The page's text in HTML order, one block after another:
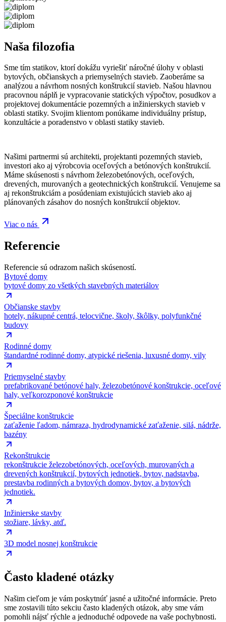
Naša filozofia
Sme tím statikov, ktorí dokážu vyriešiť náročné úlohy v oblasti
bytových, občianskych a priemyselných stavieb. Zaoberáme sa
analýzou a návrhom nosných konštrukcií stavieb. Našou hlavnou
pracovnou náplň je vypracovanie statických výpočtov, posudkov a
projektovej dokumentácie pozemných a inžinierskych stavieb v
oblasti statiky. Svojim klientom ponúkame individuálny prístup,
konzultácie a poradenstvo v oblasti statiky stavieb.
Našimi partnermi sú architekti, projektanti pozemných stavieb,
investori ako aj výrobcovia oceľových a betónových konštrukcií.
Máme skúsenosti s návrhom železobetónových, oceľových,
drevených, murovaných a geotechnických konštrukcií. Venujeme sa
aj rekonštrukciám a posúdeniam existujúcich stavieb ako aj
plánovaných zásahov do nosných konštrukcií objektov.
Viac o nás
Referencie
Referencie sú odrazom našich skúseností.
Bytové domy
bytové domy zo všetkých stavebných materiálov
Občianske stavby
hotely, nákupné centrá, telocvične, školy, škôlky, polyfunkčné
budovy
Rodinné domy
štandardné rodinné domy, atypické riešenia, luxusné domy, vily
Priemyselné stavby
prefabrikované betónové haly, železobetónové konštrukcie, oceľové
haly, veľkorozponové konštrukcie
Špeciálne konštrukcie
zaťaženie ľadom, námraza, hydrodynamické zaťaženie, silá, nádrže,
bazény
Rekonštrukcie
rekonštrukcie železobetónových, oceľových, murovaných a
drevených konštrukcií, bytových jednotiek, bytov, nadstavba,
prestavba rodinných a bytových domov, bytov, a bytových
jednotiek.
Inžinierske stavby
stožiare, lávky, atď.
3D model nosnej konštrukcie
Často kladené otázky
Našim cieľom je vám poskytnúť jasné a užitočné informácie. Preto
sme zostavili túto sekciu často kladených otázok, aby sme vám
pomohli nájsť rýchle a jednoduché odpovede na vaše pochybnosti.